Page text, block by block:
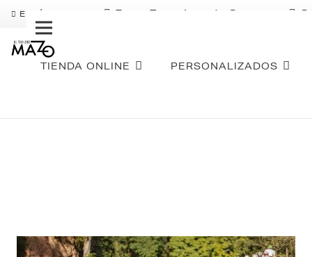
ENVÍO GRATIS Pago Fraccionado Sequra
TIENDA ONLINE PERSONALIZADOS